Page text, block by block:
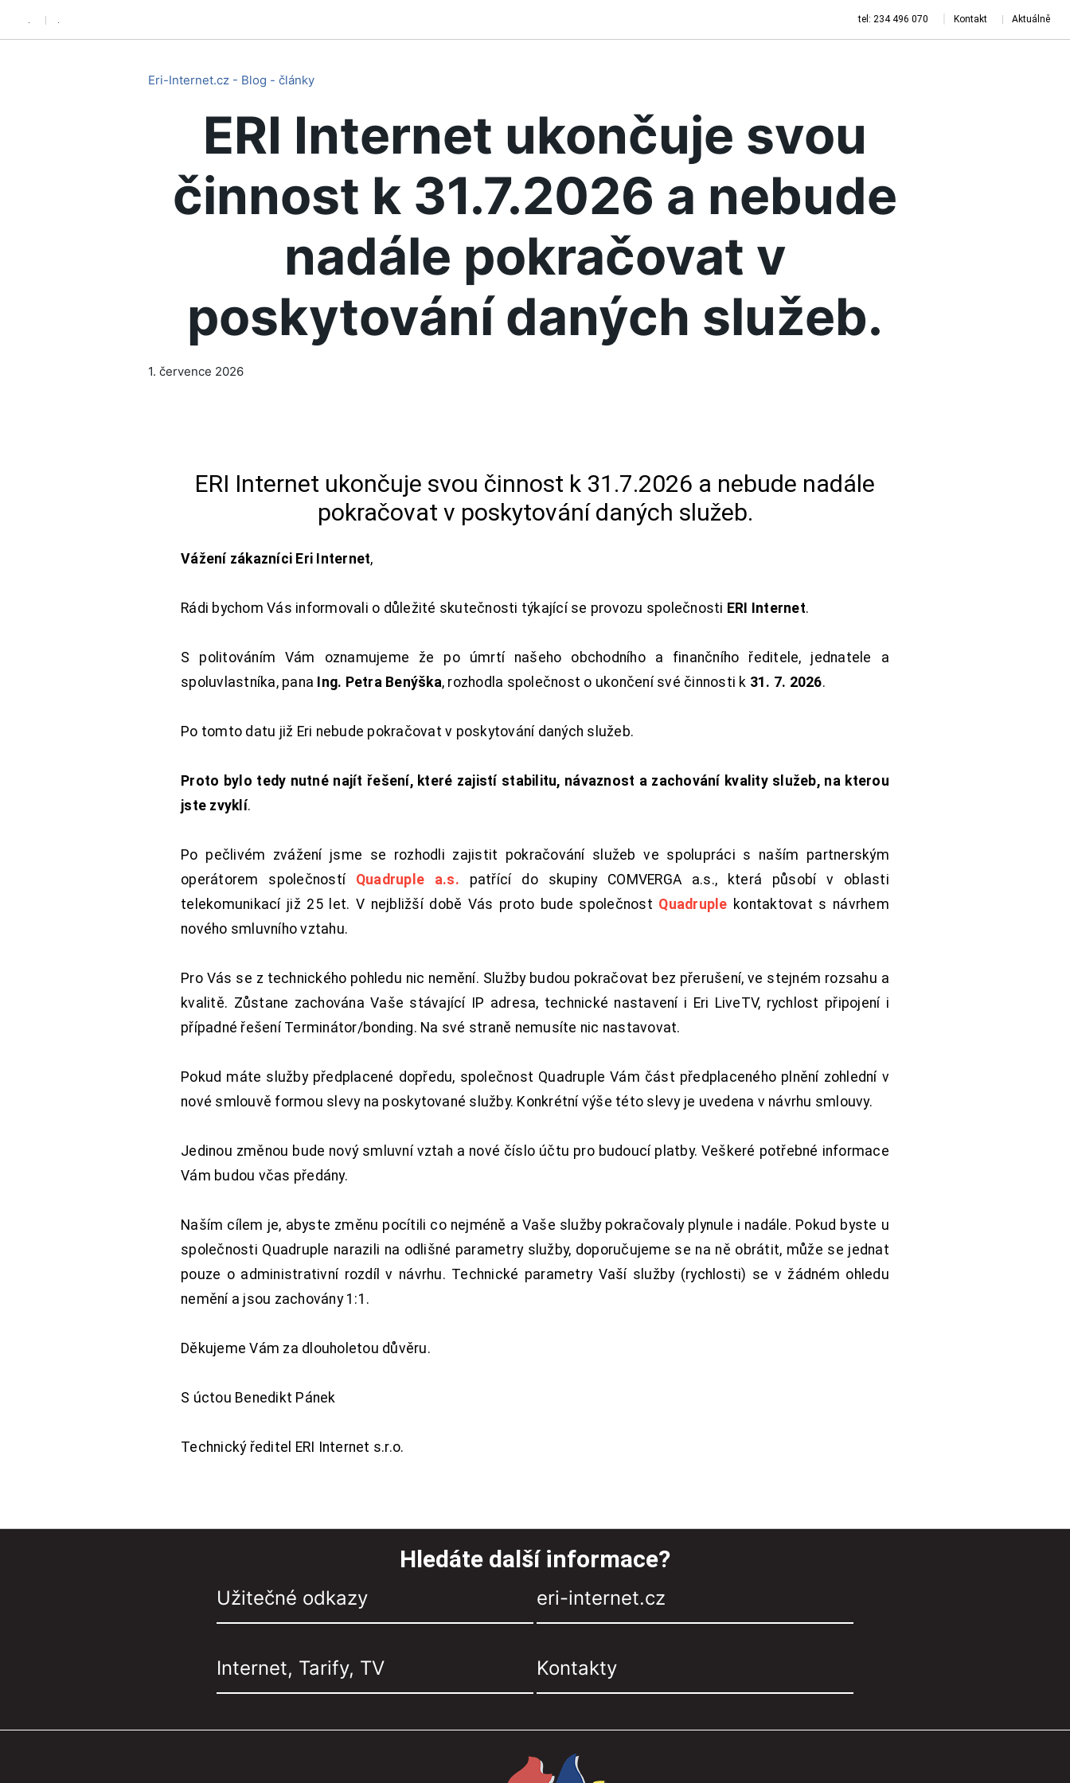
. . tel: 234 496 070 Kontakt Aktuálně
Eri-Internet.cz - Blog - články
ERI Internet ukončuje svou
činnost k 31.7.2026 a nebude
nadále pokračovat v
poskytování daných služeb.
1. července 2026
ERI Internet ukončuje svou činnost k 31.7.2026 a nebude nadále
pokračovat v poskytování daných služeb.
Vážení zákazníci Eri Internet,
Rádi bychom Vás informovali o důležité skutečnosti týkající se provozu společnosti ERI Internet.
S politováním Vám oznamujeme že po úmrtí našeho obchodního a finančního ředitele, jednatele a
spoluvlastníka, pana Ing. Petra Benýška, rozhodla společnost o ukončení své činnosti k 31. 7. 2026.
Po tomto datu již Eri nebude pokračovat v poskytování daných služeb.
Proto bylo tedy nutné najít řešení, které zajistí stabilitu, návaznost a zachování kvality služeb, na kterou
jste zvyklí.
Po pečlivém zvážení jsme se rozhodli zajistit pokračování služeb ve spolupráci s naším partnerským
operátorem společností Quadruple a.s. patřící do skupiny COMVERGA a.s., která působí v oblasti
telekomunikací již 25 let. V nejbližší době Vás proto bude společnost Quadruple kontaktovat s návrhem
nového smluvního vztahu.
Pro Vás se z technického pohledu nic nemění. Služby budou pokračovat bez přerušení, ve stejném rozsahu a
kvalitě. Zůstane zachována Vaše stávající IP adresa, technické nastavení i Eri LiveTV, rychlost připojení i
případné řešení Terminátor/bonding. Na své straně nemusíte nic nastavovat.
Pokud máte služby předplacené dopředu, společnost Quadruple Vám část předplaceného plnění zohlední v
nové smlouvě formou slevy na poskytované služby. Konkrétní výše této slevy je uvedena v návrhu smlouvy.
Jedinou změnou bude nový smluvní vztah a nové číslo účtu pro budoucí platby. Veškeré potřebné informace
Vám budou včas předány.
Naším cílem je, abyste změnu pocítili co nejméně a Vaše služby pokračovaly plynule i nadále. Pokud byste u
společnosti Quadruple narazili na odlišné parametry služby, doporučujeme se na ně obrátit, může se jednat
pouze o administrativní rozdíl v návrhu. Technické parametry Vaší služby (rychlosti) se v žádném ohledu
nemění a jsou zachovány 1:1.
Děkujeme Vám za dlouholetou důvěru.
S úctou Benedikt Pánek
Technický ředitel ERI Internet s.r.o.
Hledáte další informace?
Užitečné odkazy eri-internet.cz
Internet, Tarify, TV Kontakty